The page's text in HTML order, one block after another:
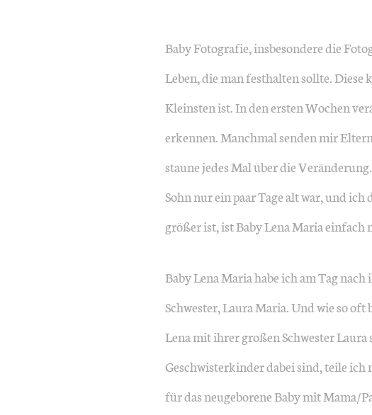
Baby Fotografie, insbesondere die
Leben, die man festhalten sollte.
Kleinsten ist. In den ersten Wochen
erkennen. Manchmal senden mir
staune jedes Mal über die
Sohn nur ein paar Tage alt war, und
größer ist, ist Baby Lena Maria einfach
Baby Lena Maria habe ich am Tag
Schwester, Laura Maria. Und wie so
Lena mit ihrer großen Schwester
Geschwisterkinder dabei sind, teile
für das neugeborene Baby mit Mama/